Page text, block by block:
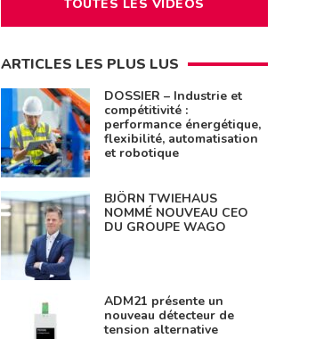
TOUTES LES VIDÉOS
ARTICLES LES PLUS LUS
DOSSIER – Industrie et
compétitivité :
performance énergétique,
flexibilité, automatisation
et robotique
BJÖRN TWIEHAUS
NOMMÉ NOUVEAU CEO
DU GROUPE WAGO
ADM21 présente un
nouveau détecteur de
tension alternative